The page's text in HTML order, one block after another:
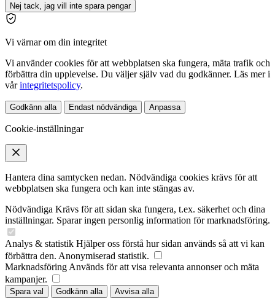
Nej tack, jag vill inte spara pengar
Vi värnar om din integritet
Vi använder cookies för att webbplatsen ska fungera, mäta trafik och
förbättra din upplevelse. Du väljer själv vad du godkänner. Läs mer i
vårintegritetspolicy.
Godkänn alla Endast nödvändiga Anpassa
Cookie-inställningar
Hantera dina samtycken nedan. Nödvändiga cookies krävs för att
webbplatsen ska fungera och kan inte stängas av.
Nödvändiga Krävs för att sidan ska fungera, t.ex. säkerhet och dina
inställningar. Sparar ingen personlig information för marknadsföring.
Analys & statistik Hjälper oss förstå hur sidan används så att vi kan
förbättra den. Anonymiserad statistik.
Marknadsföring Används för att visa relevanta annonser och mäta
kampanjer.
Spara val Godkänn alla Avvisa alla